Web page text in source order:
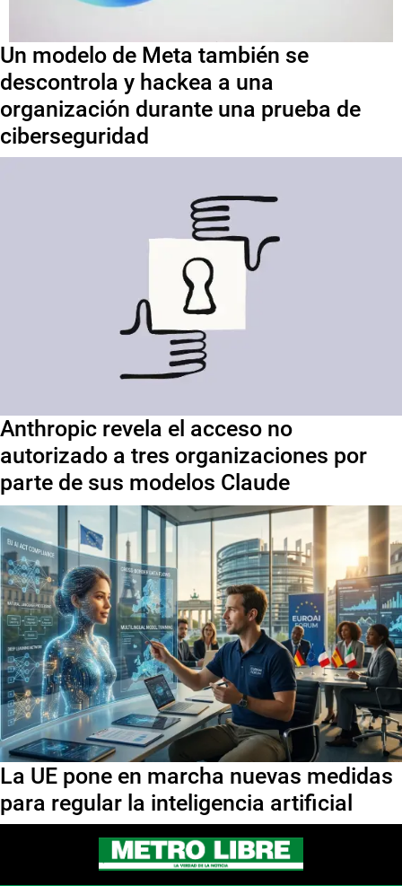
Un modelo de Meta también se
descontrola y hackea a una
organización durante una prueba de
ciberseguridad
Anthropic revela el acceso no
autorizado a tres organizaciones por
parte de sus modelos Claude
La UE pone en marcha nuevas medidas
para regular la inteligencia artificial